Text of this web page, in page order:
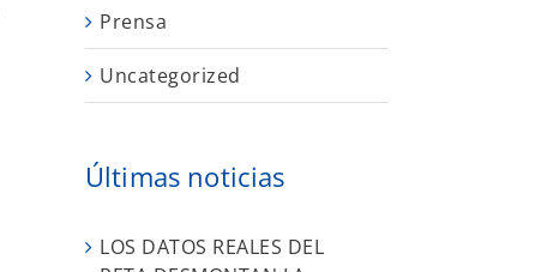
Prensa
Uncategorized
Últimas noticias
LOS DATOS REALES DEL